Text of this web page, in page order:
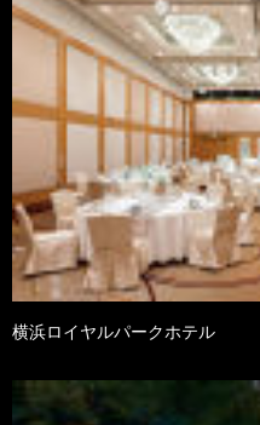
横浜ロイヤルパークホテル